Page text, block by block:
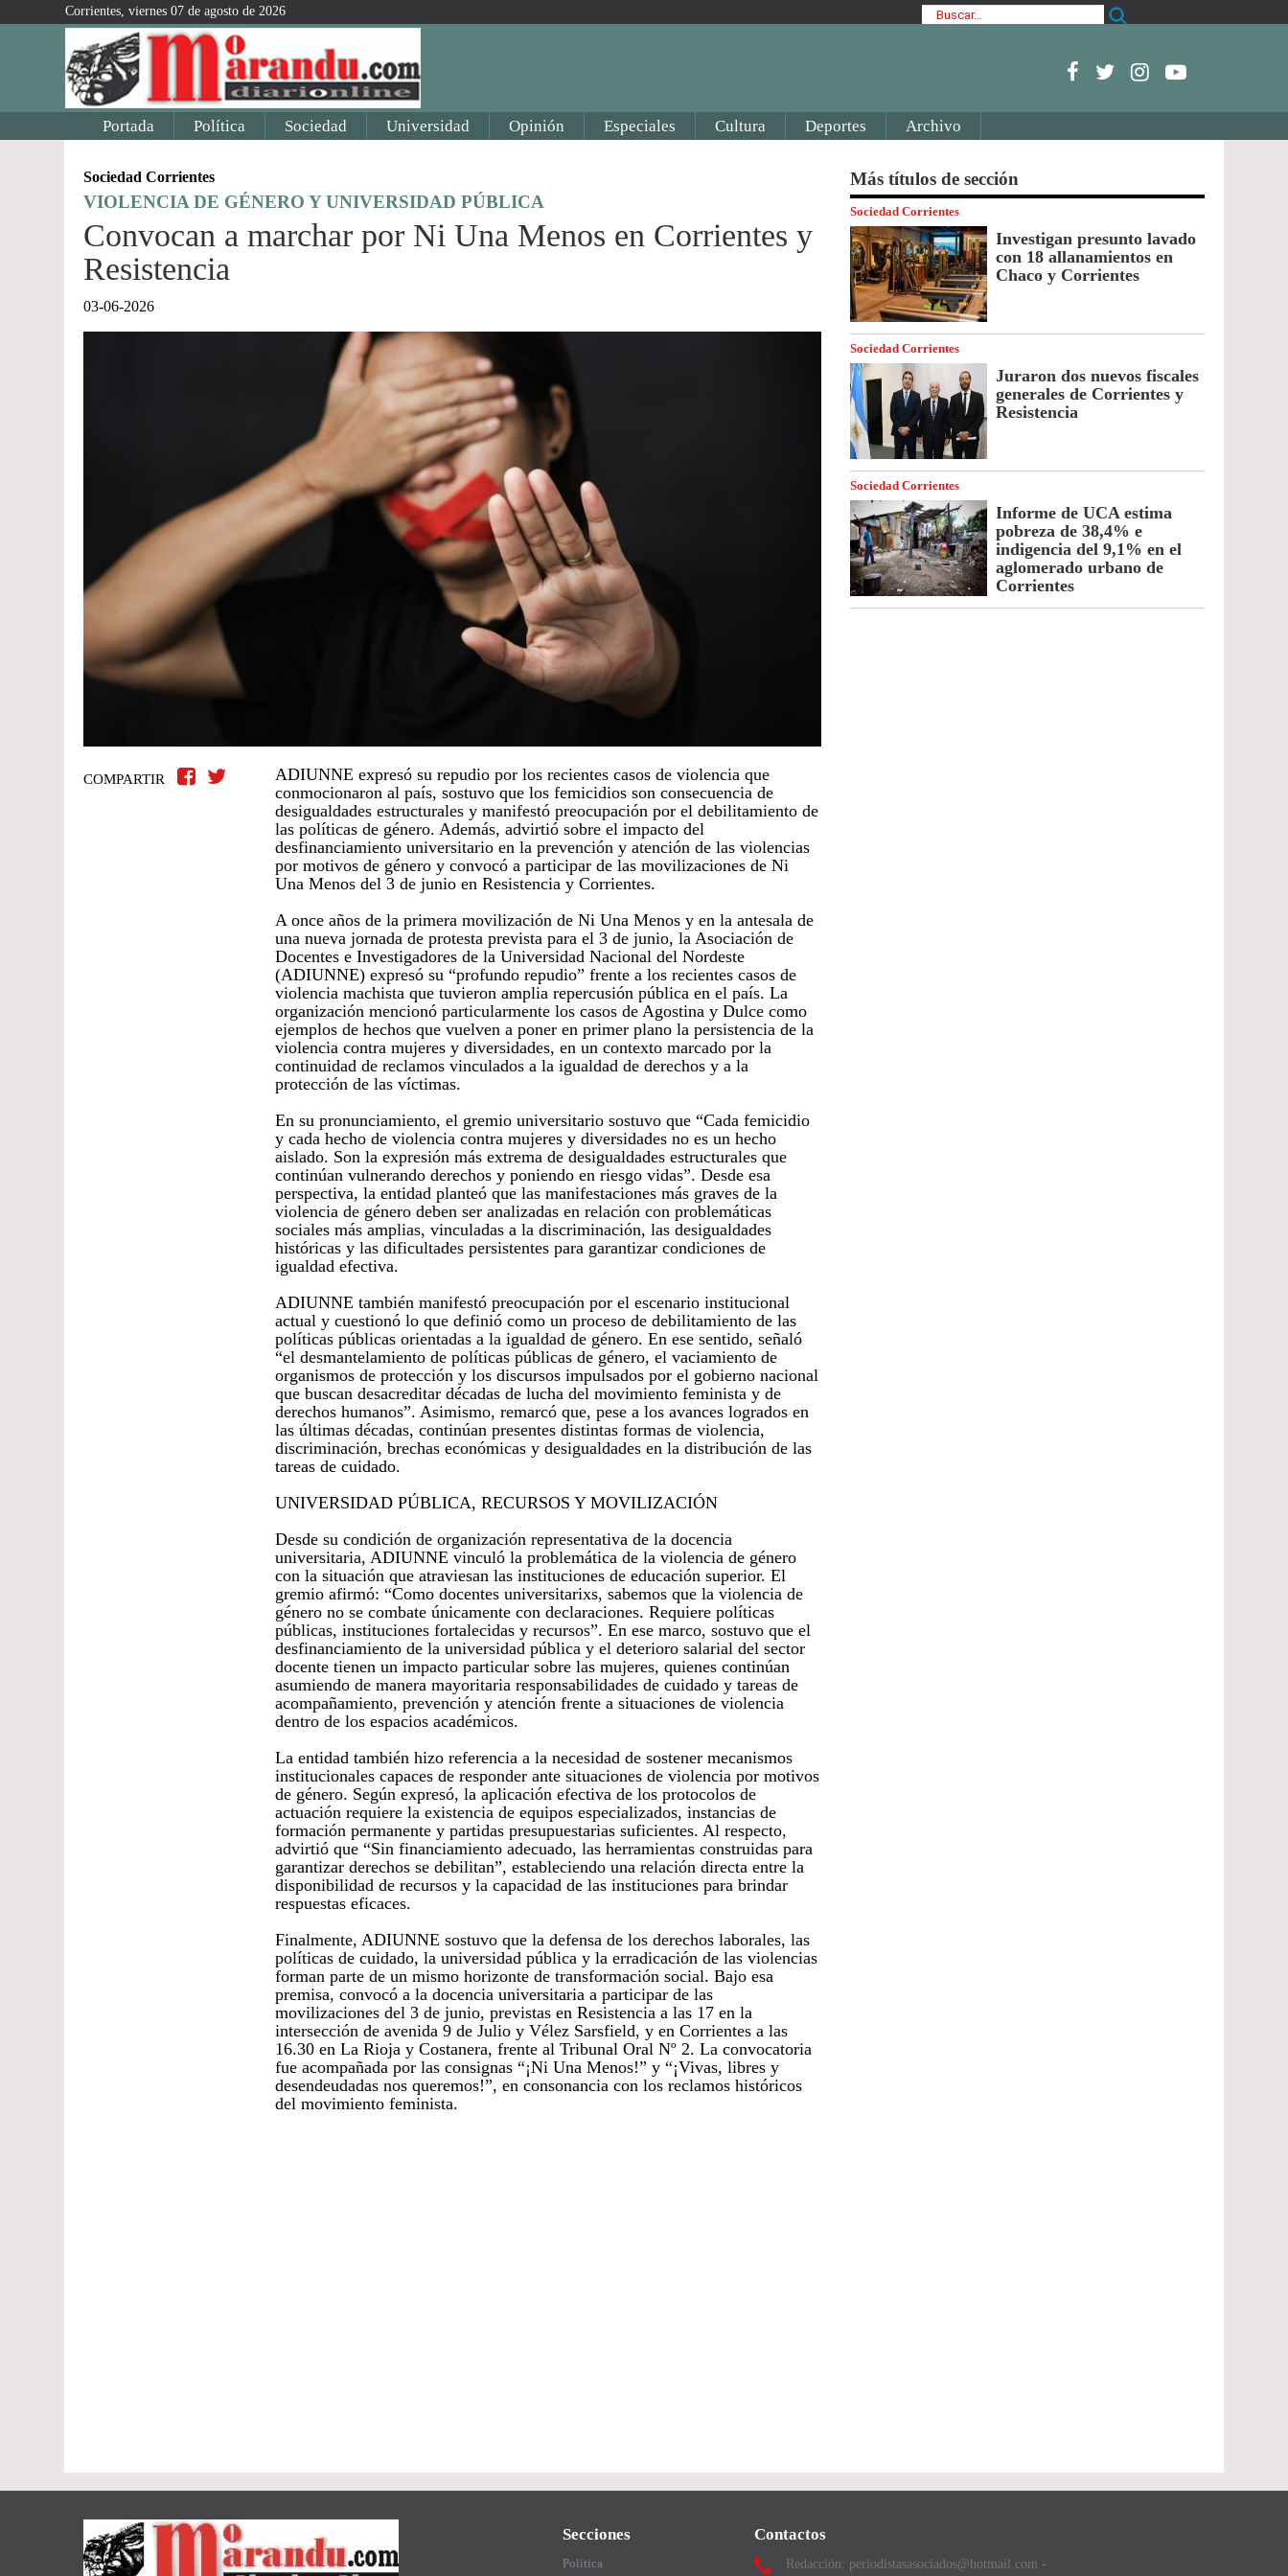
Corrientes, viernes 07 de agosto de 2026
Portada Política Sociedad Universidad Opinión Especiales Cultura Deportes Archivo
Sociedad Corrientes
VIOLENCIA DE GÉNERO Y UNIVERSIDAD PÚBLICA
Convocan a marchar por Ni Una Menos en Corrientes y
Resistencia
03-06-2026
COMPARTIR
ADIUNNE expresó su repudio por los recientes casos de violencia que
conmocionaron al país, sostuvo que los femicidios son consecuencia de
desigualdades estructurales y manifestó preocupación por el debilitamiento de
las políticas de género. Además, advirtió sobre el impacto del
desfinanciamiento universitario en la prevención y atención de las violencias
por motivos de género y convocó a participar de las movilizaciones de Ni
Una Menos del 3 de junio en Resistencia y Corrientes.
A once años de la primera movilización de Ni Una Menos y en la antesala de
una nueva jornada de protesta prevista para el 3 de junio, la Asociación de
Docentes e Investigadores de la Universidad Nacional del Nordeste
(ADIUNNE) expresó su “profundo repudio” frente a los recientes casos de
violencia machista que tuvieron amplia repercusión pública en el país. La
organización mencionó particularmente los casos de Agostina y Dulce como
ejemplos de hechos que vuelven a poner en primer plano la persistencia de la
violencia contra mujeres y diversidades, en un contexto marcado por la
continuidad de reclamos vinculados a la igualdad de derechos y a la
protección de las víctimas.
En su pronunciamiento, el gremio universitario sostuvo que “Cada femicidio
y cada hecho de violencia contra mujeres y diversidades no es un hecho
aislado. Son la expresión más extrema de desigualdades estructurales que
continúan vulnerando derechos y poniendo en riesgo vidas”. Desde esa
perspectiva, la entidad planteó que las manifestaciones más graves de la
violencia de género deben ser analizadas en relación con problemáticas
sociales más amplias, vinculadas a la discriminación, las desigualdades
históricas y las dificultades persistentes para garantizar condiciones de
igualdad efectiva.
ADIUNNE también manifestó preocupación por el escenario institucional
actual y cuestionó lo que definió como un proceso de debilitamiento de las
políticas públicas orientadas a la igualdad de género. En ese sentido, señaló
“el desmantelamiento de políticas públicas de género, el vaciamiento de
organismos de protección y los discursos impulsados por el gobierno nacional
que buscan desacreditar décadas de lucha del movimiento feminista y de
derechos humanos”. Asimismo, remarcó que, pese a los avances logrados en
las últimas décadas, continúan presentes distintas formas de violencia,
discriminación, brechas económicas y desigualdades en la distribución de las
tareas de cuidado.
UNIVERSIDAD PÚBLICA, RECURSOS Y MOVILIZACIÓN
Desde su condición de organización representativa de la docencia
universitaria, ADIUNNE vinculó la problemática de la violencia de género
con la situación que atraviesan las instituciones de educación superior. El
gremio afirmó: “Como docentes universitarixs, sabemos que la violencia de
género no se combate únicamente con declaraciones. Requiere políticas
públicas, instituciones fortalecidas y recursos”. En ese marco, sostuvo que el
desfinanciamiento de la universidad pública y el deterioro salarial del sector
docente tienen un impacto particular sobre las mujeres, quienes continúan
asumiendo de manera mayoritaria responsabilidades de cuidado y tareas de
acompañamiento, prevención y atención frente a situaciones de violencia
dentro de los espacios académicos.
La entidad también hizo referencia a la necesidad de sostener mecanismos
institucionales capaces de responder ante situaciones de violencia por motivos
de género. Según expresó, la aplicación efectiva de los protocolos de
actuación requiere la existencia de equipos especializados, instancias de
formación permanente y partidas presupuestarias suficientes. Al respecto,
advirtió que “Sin financiamiento adecuado, las herramientas construidas para
garantizar derechos se debilitan”, estableciendo una relación directa entre la
disponibilidad de recursos y la capacidad de las instituciones para brindar
respuestas eficaces.
Finalmente, ADIUNNE sostuvo que la defensa de los derechos laborales, las
políticas de cuidado, la universidad pública y la erradicación de las violencias
forman parte de un mismo horizonte de transformación social. Bajo esa
premisa, convocó a la docencia universitaria a participar de las
movilizaciones del 3 de junio, previstas en Resistencia a las 17 en la
intersección de avenida 9 de Julio y Vélez Sarsfield, y en Corrientes a las
16.30 en La Rioja y Costanera, frente al Tribunal Oral Nº 2. La convocatoria
fue acompañada por las consignas “¡Ni Una Menos!” y “¡Vivas, libres y
desendeudadas nos queremos!”, en consonancia con los reclamos históricos
del movimiento feminista.
Más títulos de sección
Sociedad Corrientes
Investigan presunto lavado
con 18 allanamientos en
Chaco y Corrientes
Sociedad Corrientes
Juraron dos nuevos fiscales
generales de Corrientes y
Resistencia
Sociedad Corrientes
Informe de UCA estima
pobreza de 38,4% e
indigencia del 9,1% en el
aglomerado urbano de
Corrientes
Secciones
Politica
Contactos
Redacción: periodistasasociados@hotmail.com -